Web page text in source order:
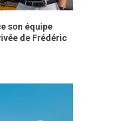
son équipe
de Frédéric